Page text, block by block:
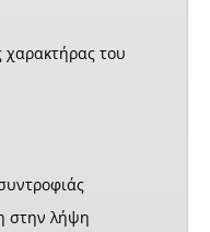
χαρακτήρας του
στην λήψη